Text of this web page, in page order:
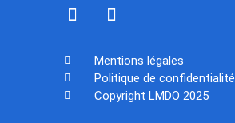
Mentions légales
Politique de confidentialité
Copyright LMDO 2025